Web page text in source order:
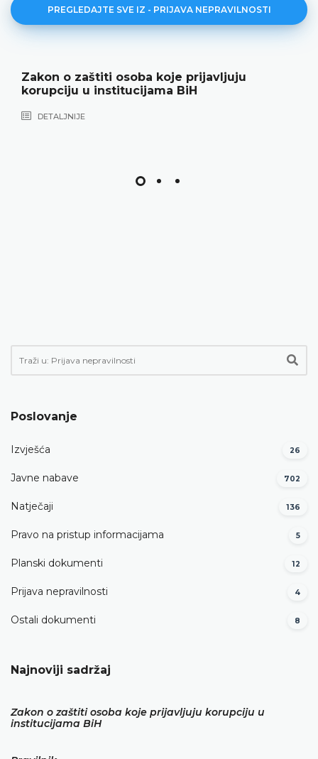
PREGLEDAJTE SVE IZ - PRIJAVA NEPRAVILNOSTI
Zakon o zaštiti osoba koje prijavljuju
korupciju u institucijama BiH
DETALJNIJE
Poslovanje
Izvješća 26
Javne nabave 702
Natječaji 136
Pravo na pristup informacijama 5
Planski dokumenti 12
Prijava nepravilnosti 4
Ostali dokumenti 8
Najnoviji sadržaj
Zakon o zaštiti osoba koje prijavljuju korupciju u
institucijama BiH